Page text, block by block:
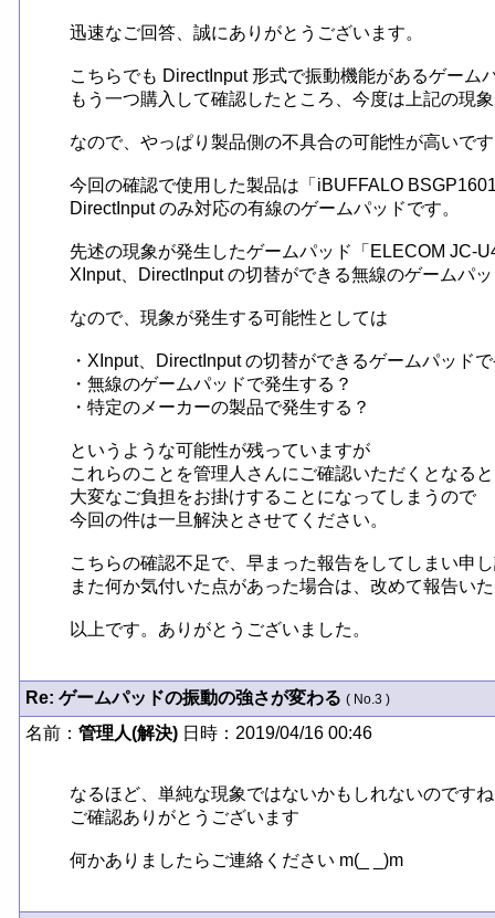
迅速なご回答、誠にありがとうございます。
こちらでも DirectInput 形式で振動機能があるゲーム
もう一つ購入して確認したところ、今度は上記の現
なので、やっぱり製品側の不具合の可能性が高いで
今回の確認で使用した製品は「iBUFFALO
DirectInput のみ対応の有線のゲームパッドです。
先述の現象が発生したゲームパッド「ELECOM JC-
XInput、DirectInput の切替ができる無線のゲームパ
なので、現象が発生する可能性としては
・XInput、DirectInput の切替ができるゲームパッド
・無線のゲームパッドで発生する？
・特定のメーカーの製品で発生する？
というような可能性が残っていますが
これらのことを管理人さんにご確認いただくとなると
大変なご負担をお掛けすることになってしまうので
今回の件は一旦解決とさせてください。
こちらの確認不足で、早まった報告をしてしまい申
また何か気付いた点があった場合は、改めて報告い
以上です。ありがとうございました。
Re: ゲームパッドの振動の強さが変わる ( No.3 )
名前： 管理人(解決) 日時：2019/04/16 00:46
なるほど、単純な現象ではないかもしれないのです
ご確認ありがとうございます
何かありましたらご連絡ください m(_ _)m